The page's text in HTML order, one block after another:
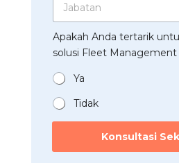
*
a
n
*
r
i
b
a
t
n
P
r
u
s
a
h
a
n
Apakah Anda tertarik
solusi Fleet Management
Ya
Tidak
Konsultasi